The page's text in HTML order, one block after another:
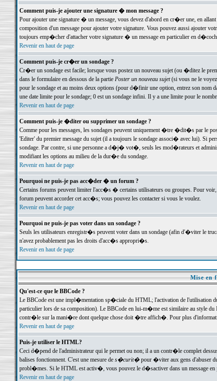
Comment puis-je ajouter une signature � mon message ?
Pour ajouter une signature � un message, vous devez d'abord en cr�er une, en
composition d'un message pour ajouter votre signature. Vous pouvez aussi ajouter
toujours emp�cher d'attacher votre signature � un message en particulier en
Revenir en haut de page
Comment puis-je cr�er un sondage ?
Cr�er un sondage est facile; lorsque vous postez un nouveau sujet (ou �ditez le
dans le formulaire en dessous de la partie Poster un nouveau sujet(si vous ne le voyez
pour le sondage et au moins deux options (pour d�finir une option, entrez son nom
une date limite pour le sondage; 0 est un sondage infini. Il y a une limite pour le
Revenir en haut de page
Comment puis-je �diter ou supprimer un sondage ?
Comme pour les messages, les sondages peuvent uniquement �tre �dit�s par le
'Editer' du premier message du sujet (il a toujours le sondage associ� avec lui). Si
sondage. Par contre, si une personne a d�j� vot�, seuls les mod�rateurs et
modifiant les options au milieu de la dur�e du sondage.
Revenir en haut de page
Pourquoi ne puis-je pas acc�der � un forum ?
Certains forums peuvent limiter l'acc�s � certains utilisateurs ou groupes. Pour
forum peuvent accorder cet acc�s; vous pouvez les contacter si vous le voulez.
Revenir en haut de page
Pourquoi ne puis-je pas voter dans un sondage ?
Seuls les utilisateurs enregistr�s peuvent voter dans un sondage (afin d'�viter le
n'avez probablement pas les droits d'acc�s appropri�s.
Revenir en haut de page
Mise en
Qu'est-ce que le BBCode ?
Le BBCode est une impl�mentation sp�ciale du HTML; l'activation de l'utilisation
particulier lors de sa composition). Le BBCode en lui-m�me est similaire au style
contr�le sur la mani�re dont quelque chose doit �tre affich�. Pour plus
Revenir en haut de page
Puis-je utiliser le HTML?
Ceci d�pend de l'administrateur qui le permet ou non; il a un contr�le complet
balises fonctionnent. C'est une mesure de s�curit�pour �viter aux gens d'abuser
probl�mes. Si le HTML est activ�, vous pouvez le d�sactiver dans un message en
Revenir en haut de page